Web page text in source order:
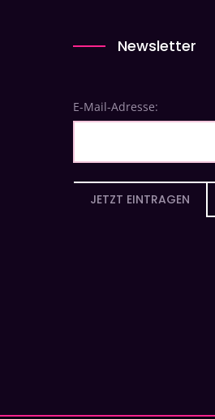
Newsletter
E-Mail-Adresse:
JETZT EINTRAGEN